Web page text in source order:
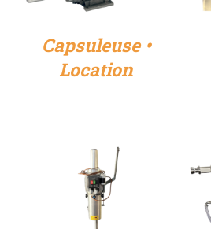
Capsuleuse •
Location
DÉTAILS